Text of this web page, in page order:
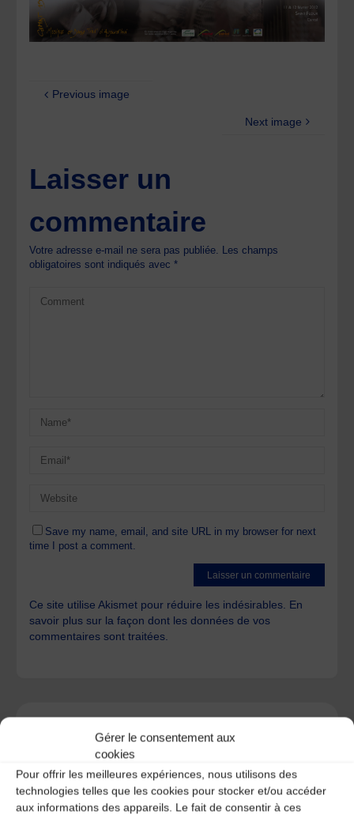
Gérer le consentement aux
cookies
Pour offrir les meilleures expériences, nous utilisons des
technologies telles que les cookies pour stocker et/ou accéder
aux informations des appareils. Le fait de consentir à ces
Previous image
Next image
Laisser un
commentaire
Votre adresse e-mail ne sera pas publiée. Les champs
obligatoires sont indiqués avec*
Save my name, email, and site URL in my browser for next
time I post a comment.
Ce site utilise Akismet pour réduire les indésirables. En
savoir plus sur la façon dont les données de vos
commentaires sont traitées